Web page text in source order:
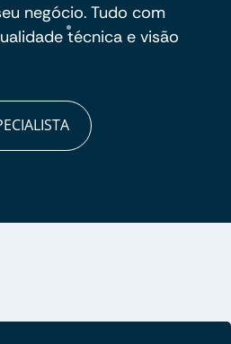
negócio. Tudo com
técnica e visão